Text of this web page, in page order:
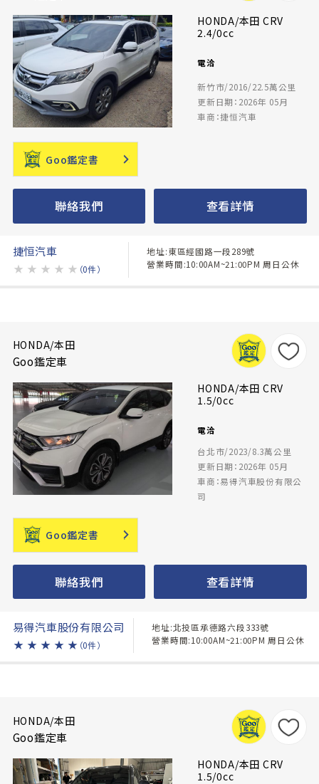
HONDA/本田 CRV
2.4/0cc
電洽
新竹市/2016/22.5萬公里
更新日期：2026年 05月
車商：捷恒汽車
Goo鑑定書
聯絡我們 查看詳情
捷恒汽車
★ ★ ★ ★ ★ （0件）
地址:東區經國路一段289號
營業時間:10:00AM~21:00PM 周日公休
HONDA/本田
Goo鑑定車
HONDA/本田 CRV
1.5/0cc
電洽
台北市/2023/8.3萬公里
更新日期：2026年 05月
車商：易得汽車股份有限公
司
Goo鑑定書
聯絡我們 查看詳情
易得汽車股份有限公司
★ ★ ★ ★ ★ （0件）
地址:北投區承德路六段333號
營業時間:10:00AM~21:00PM 周日公休
HONDA/本田
Goo鑑定車
HONDA/本田 CRV
1.5/0cc